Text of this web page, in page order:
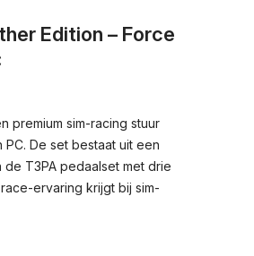
Edition – Force
premium sim-racing stuur
De set bestaat uit een
T3PA pedaalset met drie
ervaring krijgt bij sim-